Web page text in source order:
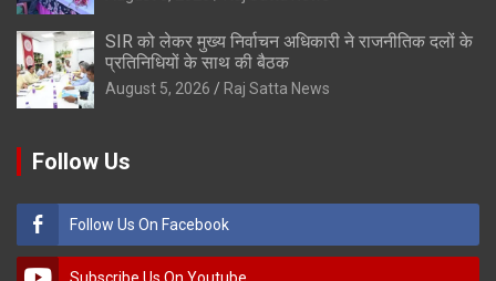
SIR को लेकर मुख्य निर्वाचन अधिकारी ने राजनीतिक दलों के
प्रतिनिधियों के साथ की बैठक
August 5, 2026 Raj Satta News
Follow Us
Follow Us On Facebook